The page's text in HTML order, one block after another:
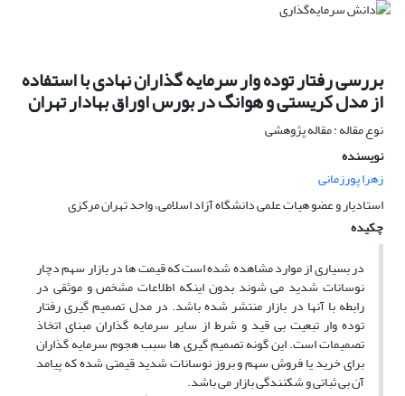
بررسی رفتار توده وار سرمایه گذاران نهادی با استفاده
از مدل کریستی و هوانگ در بورس اوراق بهادار تهران
نوع مقاله : مقاله پژوهشی
نویسنده
زهرا پورزمانی
استادیار و عضو هیات علمی دانشگاه آزاد اسلامی، واحد تهران مرکزی
چکیده
در بسیاری از موارد مشاهده شده است که قیمت ها در بازار سهم دچار
نوسانات شدید می شوند بدون اینکه اطلاعات مشخص و موثقی در
رابطه با آنها در بازار منتشر شده باشد. در مدل تصمیم گیری رفتار
توده وار تبعیت بی قید و شرط از سایر سرمایه گذاران مبنای اتخاذ
تصمیمات است. این گونه تصمیم گیری ها سبب هجوم سرمایه گذاران
برای خرید یا فروش سهم و بروز نوسانات شدید قیمتی شده که پیامد
آن بی ثباتی و شکنندگی بازار می باشد.